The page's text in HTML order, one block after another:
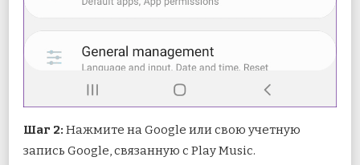
Шаг 2: Нажмите на Google или свою учетную
запись Google, связанную с Play Music.